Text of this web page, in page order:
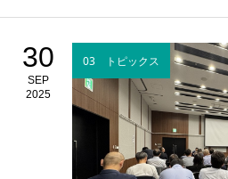
30
SEP
2025
03 トピックス